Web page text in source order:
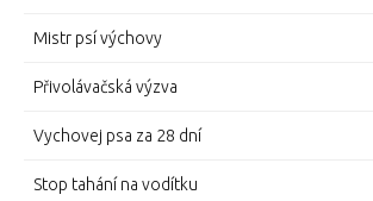
Mistr psí výchovy
Přivolávačská výzva
Vychovej psa za 28 dní
Stop tahání na vodítku